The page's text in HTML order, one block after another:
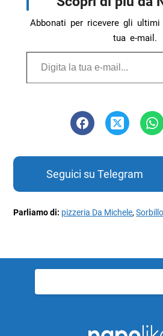
Abbonati per ricevere gli
tua e-mail.
Digita la tua e-mail...
Seguici su Telegram
Parliamo di: pizzeria Da Michele,Sorbillo
per: